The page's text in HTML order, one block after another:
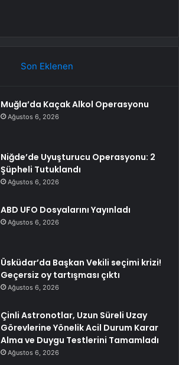
Son Eklenen
Muğla’da Kaçak Alkol Operasyonu
Ağustos 6, 2026
Niğde’de Uyuşturucu Operasyonu: 2
Şüpheli Tutuklandı
Ağustos 6, 2026
ABD UFO Dosyalarını Yayınladı
Ağustos 6, 2026
Üsküdar’da Başkan Vekili seçimi krizi!
Geçersiz oy tartışması çıktı
Ağustos 6, 2026
Çinli Astronotlar, Uzun Süreli Uzay
Görevlerine Yönelik Acil Durum Karar
Alma ve Duygu Testlerini Tamamladı
Ağustos 6, 2026